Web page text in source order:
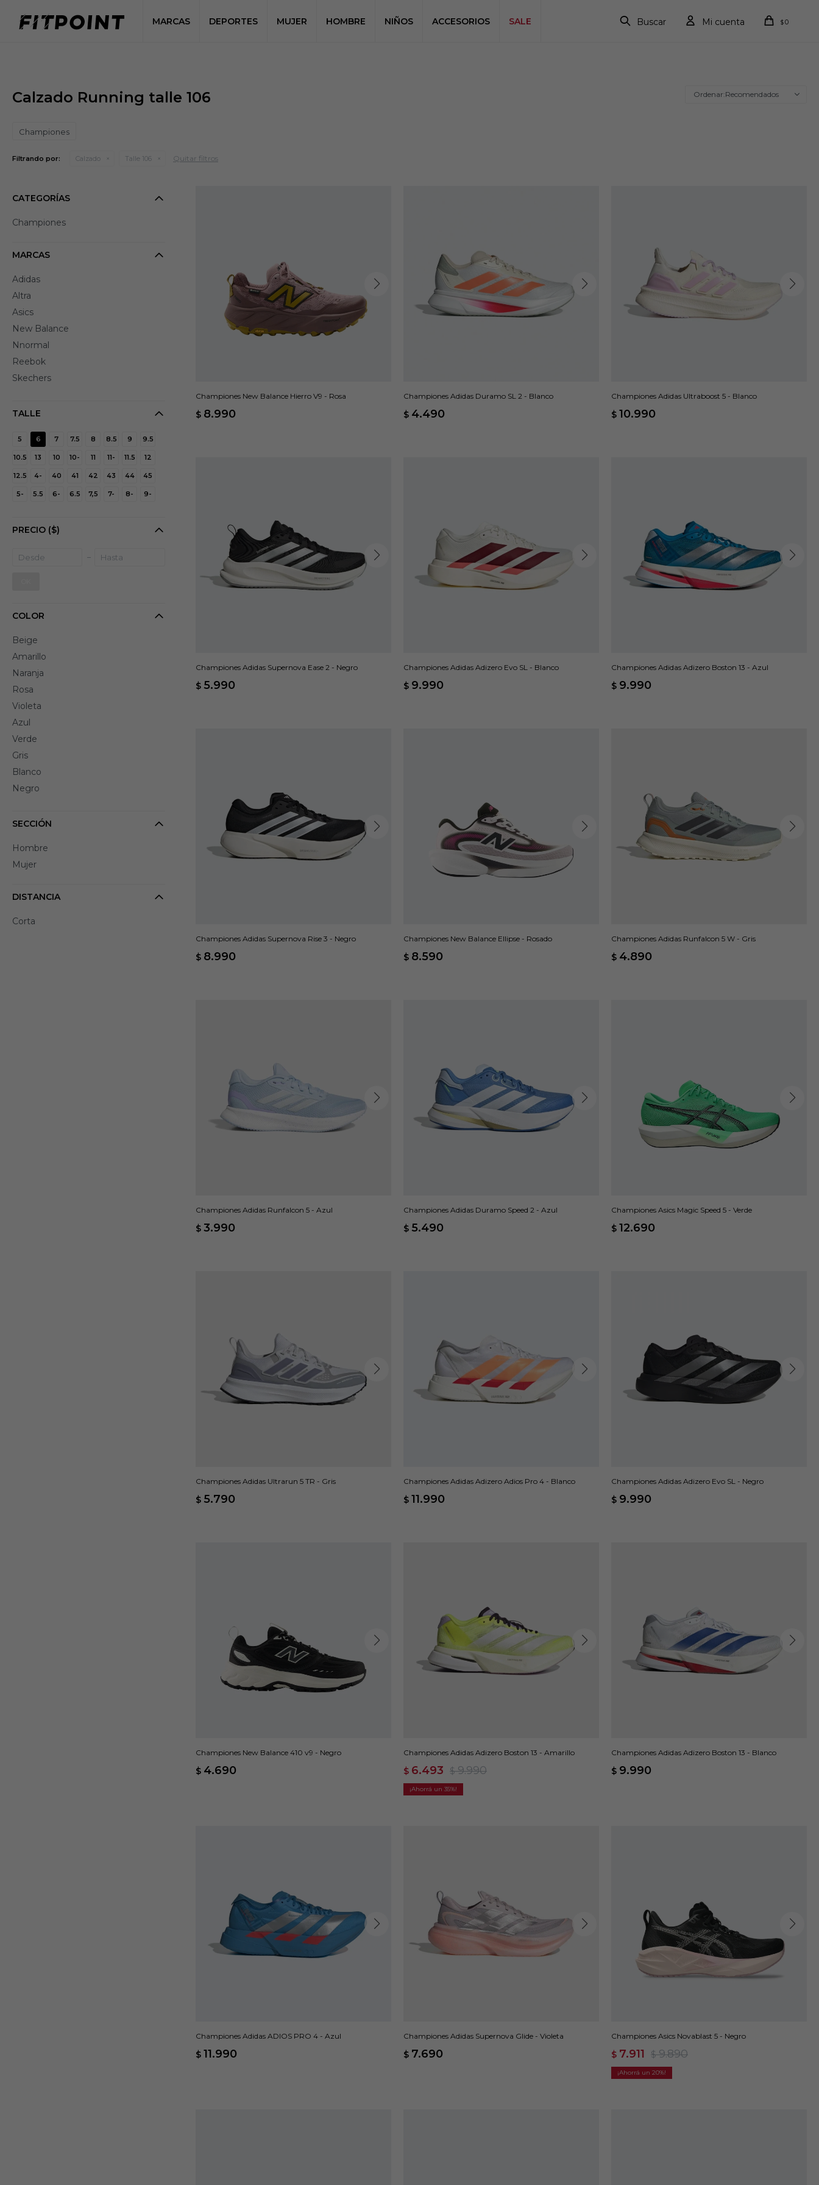
MARCAS DEPORTES MUJER HOMBRE NIÑOS ACCESORIOS SALE $0
Calzado Running talle 106 Recomendados
Championes
Filtrando por: Calzado Talle 106 Quitar filtros
Championes New Balance Hierro V9 - Rosa
$ 8.990
Championes Adidas Duramo SL 2 - Blanco
$ 4.490
Championes Adidas Ultraboost 5 - Blanco
$ 10.990
Championes Adidas Supernova Ease 2 - Negro
$ 5.990
Championes Adidas Adizero Evo SL - Blanco
$ 9.990
Championes Adidas Adizero Boston 13 - Azul
$ 9.990
Championes Adidas Supernova Rise 3 - Negro
$ 8.990
Championes New Balance Ellipse - Rosado
$ 8.590
Championes Adidas Runfalcon 5 W - Gris
$ 4.890
Championes Adidas Runfalcon 5 - Azul
$ 3.990
Championes Adidas Duramo Speed 2 - Azul
$ 5.490
Championes Asics Magic Speed 5 - Verde
$ 12.690
Championes Adidas Ultrarun 5 TR - Gris
$ 5.790
Championes Adidas Adizero Adios Pro 4 - Blanco
$ 11.990
Championes Adidas Adizero Evo SL - Negro
$ 9.990
Championes New Balance 410 v9 - Negro
$ 4.690
Championes Adidas Adizero Boston 13 - Amarillo
$ 6.493 $ 9.990
35
Championes Adidas Adizero Boston 13 - Blanco
$ 9.990
Championes Adidas ADIOS PRO 4 - Azul
$ 11.990
Championes Adidas Supernova Glide - Violeta
$ 7.690
Championes Asics Novablast 5 - Negro
$ 7.911 $ 9.890
20
CATEGORÍAS
Championes
MARCAS
Adidas
Altra
Asics
New Balance
Nnormal
Reebok
Skechers
TALLE
5 6 7 7.5 8 8.5 9 9.5
10.5 13 10 10- 11 11- 11.5 12
12.5 4- 40 41 42 43 44 45
5- 5.5 6- 6.5 7,5 7- 8- 9-
PRECIO ($)
COLOR
Beige
Amarillo
Naranja
Rosa
Violeta
Azul
Verde
Gris
Blanco
Negro
SECCIÓN
Hombre
Mujer
DISTANCIA
Corta